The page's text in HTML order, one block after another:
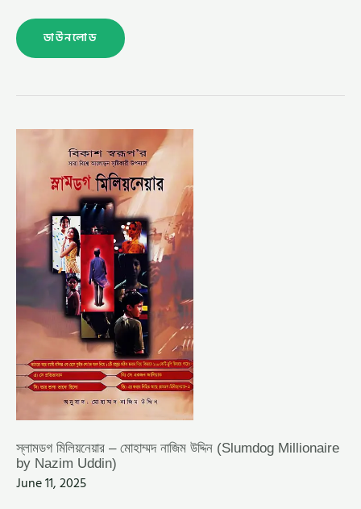
ডাউনলোড
স্লামডগ মিলিয়নেয়ার – মোহাম্মদ নাজিম উদ্দিন (Slumdog Millionaire
by Nazim Uddin)
June 11, 2025
স্লামডগ
মিলিয়নেয়ার
মোহাম্মদ
নাজিম
উদ্দিন
(SLUMDOG
MILLIONAIRE
BY
NAZIM
UDDIN)